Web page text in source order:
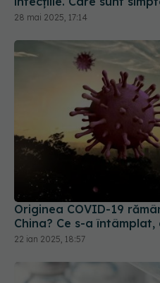
Originea COVID-19
China? Ce s-a
22 ian 2025, 18:57